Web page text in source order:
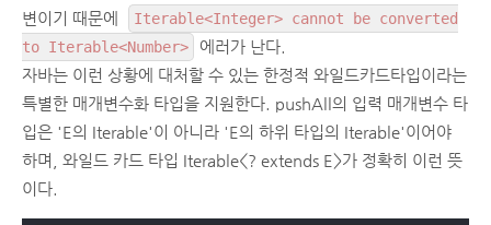
변이기 때문에
Iterable<Integer> cannot be converted
to Iterable<Number>
에러가 난다.
자바는 이런 상황에 대처할 수 있는 한정적 와일드카드타입이라는
특별한 매개변수화 타입을 지원한다. pushAll의 입력 매개변수 타
입은 'E의 Iterable'이 아니라 'E의 하위 타입의 Iterable'이어야
하며, 와일드 카드 타입 Iterable<? extends E>가 정확히 이런 뜻
이다.